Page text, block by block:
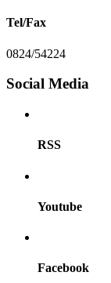
Tel/Fax
0824/54224
Social Media
RSS
Youtube
Facebook